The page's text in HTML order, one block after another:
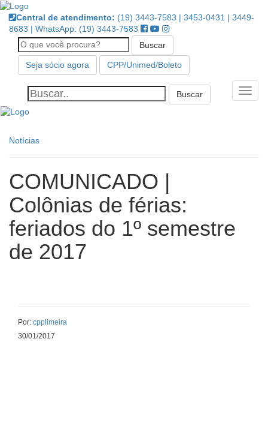
Pular
para
o
conteúdo
Central de atendimento: (19) 3443-7583 | 3453-0431 | 3449-
8683 | WhatsApp: (19) 3443-7583
Buscar
Seja sócio agora CPP/Unimed/Boleto
Notícias
COMUNICADO |
Colônias de férias:
feriados do 1º semestre
de 2017
Por: cpplimeira
30/01/2017